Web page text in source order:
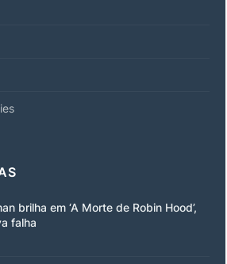
brilha em ‘A Morte de Robin Hood’,
falha